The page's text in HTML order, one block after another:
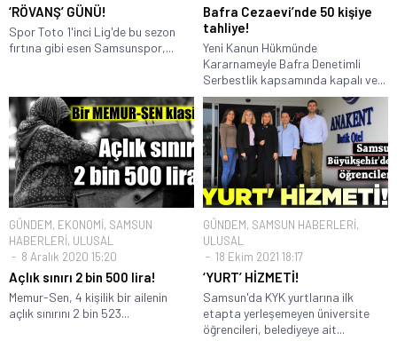
‘RÖVANŞ’ GÜNÜ!
Spor Toto 1'inci Lig'de bu sezon
fırtına gibi esen Samsunspor,...
Bafra Cezaevi’nde 50 kişiye
tahliye!
Yeni Kanun Hükmünde
Kararnameyle Bafra Denetimli
Serbestlik kapsamında kapalı ve...
GÜNDEM, EKONOMİ, SAMSUN
HABERLERİ, ULUSAL
8 Aralık 2020 15:20
Açlık sınırı 2 bin 500 lira!
Memur-Sen, 4 kişilik bir ailenin
açlık sınırını 2 bin 523...
GÜNDEM, SAMSUN HABERLERİ,
ULUSAL
18 Ekim 2021 18:17
‘YURT’ HİZMETİ!
Samsun'da KYK yurtlarına ilk
etapta yerleşemeyen üniversite
öğrencileri, belediyeye ait...